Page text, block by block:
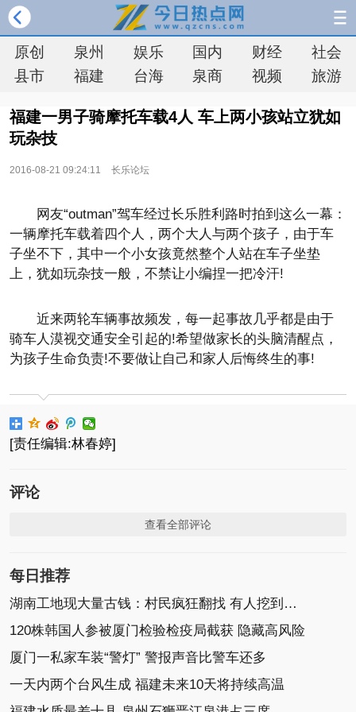
原创 泉州 娱乐 国内 财经
社会
县市
福建 台海 泉商 视频 旅游
福建一男子骑摩托车载4人 车上两小孩站立犹如
玩杂技
2016-08-21 09:24:11 长乐论坛
网友“outman”驾车经过长乐胜利路时拍到这么一幕：
一辆摩托车载着四个人，两个大人与两个孩子，由于车
子坐不下，其中一个小女孩竟然整个人站在车子坐垫
上，犹如玩杂技一般，不禁让小编捏一把冷汗!
近来两轮车辆事故频发，每一起事故几乎都是由于
骑车人漠视交通安全引起的!希望做家长的头脑清醒点，
为孩子生命负责!不要做让自己和家人后悔终生的事!
[责任编辑:林春婷]
评论
查看全部评论
每日推荐
湖南工地现大量古钱：村民疯狂翻找 有人挖到一整袋
120株韩国人参被厦门检验检疫局截获 隐藏高风险
厦门一私家车装“警灯” 警报声音比警车还多
一天内两个台风生成 福建未来10天将持续高温